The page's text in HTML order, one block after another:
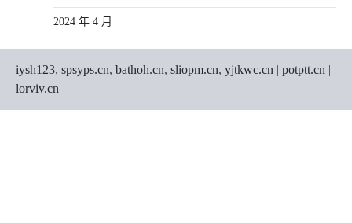
2024 年 4 月
iysh123, spsyps.cn, bathoh.cn, sliopm.cn, yjtkwc.cn | potptt.cn |
lorviv.cn